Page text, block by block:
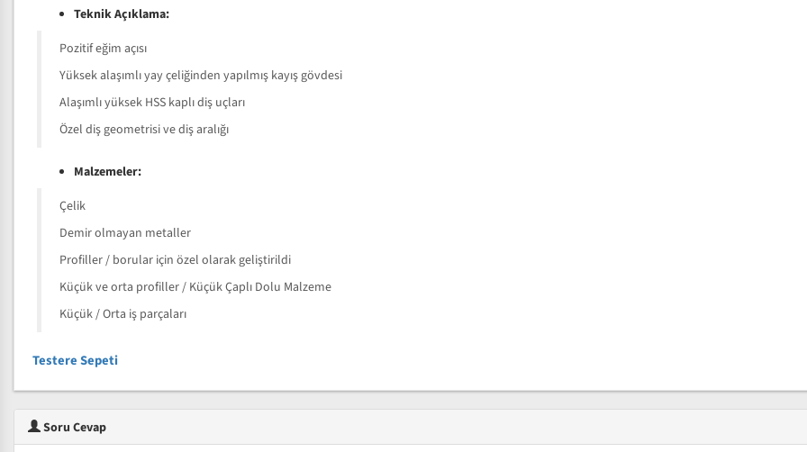
Teknik Açıklama:
Pozitif eğim açısı
Yüksek alaşımlı yay çeliğinden yapılmış kayış gövdesi
Alaşımlı yüksek HSS kaplı diş uçları
Özel diş geometrisi ve diş aralığı
Malzemeler:
Çelik
Demir olmayan metaller
Profiller / borular için özel olarak geliştirildi
Küçük ve orta profiller / Küçük Çaplı Dolu Malzeme
Küçük / Orta iş parçaları
Testere Sepeti
Soru Cevap